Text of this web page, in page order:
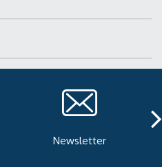
Newsletter